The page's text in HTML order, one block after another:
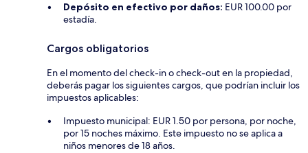
Depósito en efectivo por daños: EUR 100.00 por
estadía.
Cargos obligatorios
En el momento del check-in o check-out en la propiedad,
deberás pagar los siguientes cargos, que podrían incluir los
impuestos aplicables:
Impuesto municipal: EUR 1.50 por persona, por noche,
por 15 noches máximo. Este impuesto no se aplica a
niños menores de 18 años.